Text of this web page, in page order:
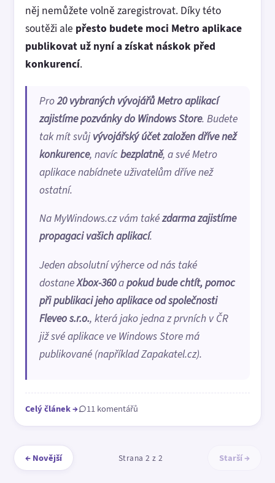
něj nemůžete volně zaregistrovat. Díky této
soutěži ale přesto budete moci Metro aplikace
publikovat už nyní a získat náskok před
konkurencí.
Pro20 vybraných vývojářů Metro aplikací
zajistíme pozvánky do Windows Store. Budete
tak mít svůjvývojářský účet založen dříve než
konkurence, navícbezplatně, a své Metro
aplikace nabídnete uživatelům dříve než
ostatní.
Na MyWindows.cz vám takézdarma zajistíme
propagaci vašich aplikací.
Jeden absolutní výherce od nás také
dostaneXbox-360apokud bude chtít, pomoc
při publikaci jeho aplikace od společnosti
Fleveo s.r.o., která jako jedna z prvních v ČR
již své aplikace ve Windows Store má
publikované (například Zapakatel.cz).
Celý článek→ 11 komentářů
← Novější Strana 2 z 2 Starší →